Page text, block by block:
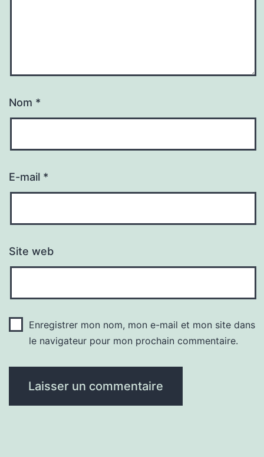
Nom *
E-mail *
Site web
Enregistrer mon nom, mon e-mail et mon site dans
le navigateur pour mon prochain commentaire.